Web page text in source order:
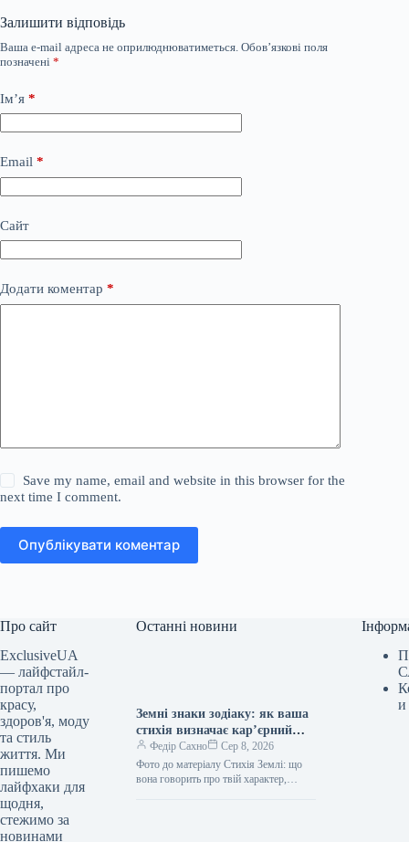
Залишити відповідь
Ваша e-mail адреса не оприлюднюватиметься. Обов’язкові поля
позначені *
Ім’я *
Email *
Сайт
Додати коментар *
Save my name, email and website in this browser for the
next time I comment.
Опублікувати коментар
Про сайт
ExclusiveUA
— лайфстайл-
портал про
красу,
здоров'я, моду
та стиль
життя. Ми
пишемо
лайфхаки для
щодня,
стежимо за
новинами
Останні новини
Земні знаки зодіаку: як ваша
стихія визначає кар’єрний
успіхФедір Сахно
Сер 8, 2026
Фото до матеріалу Стихія Землі: що
вона говорить про твій характер,
и